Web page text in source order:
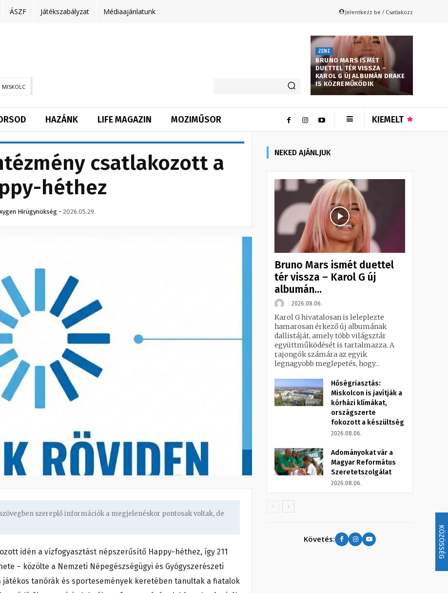
KÖZÖSSÉG
ÁSZF Játékszabályzat Médiaajánlatunk Jelentkezz be / Csatlakozz
MISKOLC
ZENE
BRUNO MARS ISMÉT
DUETTEL TÉR VISSZA –
KAROL G ÚJ ALBUMÁN DRAKE
IS KÖZREMŰKÖDIK
HAZÁNK LIFE MAGAZIN MOZIMŰSOR KIEMELT
csatlakozott a
héthez
Hirügynökség - 2026.05.29.
szereplő információk a megjelenéskor pontosak voltak, de
idén a vízfogyasztást népszerűsítő Happy-héthez, így 211
– közölte a Nemzeti Népegészségügyi és Gyógyszerészeti
játékos tanórák és sportesemények keretében tanultak a fiatalok
NEKED AJÁNLJUK
Bruno Mars ismét duettel
tér vissza – Karol G új
albumán...
2026.08.06.
Karol G hivatalosan is leleplezte
hamarosan érkező új albumának
dallistáját, amely több világsztár
együttműködését is tartalmazza. A
rajongók számára az egyik
legnagyobb meglepetés, hogy...
Hőségriasztás:
Miskolcon is javítják a
kórházi klímákat,
országszerte
fokozott a készültség
2026.08.06.
Adományokat vár a
Magyar Református
Szeretetszolgálat
2026.08.06.
Követés: